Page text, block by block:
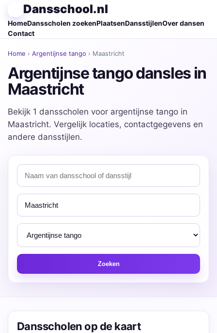
Dansschool.nl
HomeDansscholen zoekenPlaatsenDansstijlenOver dansen
Contact
Home › Argentijnse tango › Maastricht
Argentijnse tango dansles in
Maastricht
Bekijk 1 dansscholen voor argentijnse tango in
Maastricht. Vergelijk locaties, contactgegevens en
andere dansstijlen.
Zoeken
Dansscholen op de kaart